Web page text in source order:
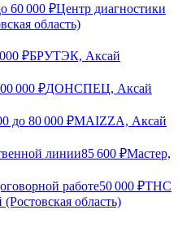
60 000 ₽Центр диагностики
область)
₽БРУТЭК, Аксай
000 ₽ДОНСПЕЦ, Аксай
до 80 000 ₽MAIZZA, Аксай
линии85 600 ₽Мастер,
работе50 000 ₽ТНС
область)